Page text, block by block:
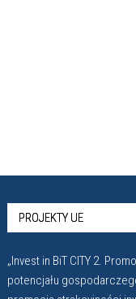
PROJEKTY UE
„Invest in BiT CITY 2.
potencjału